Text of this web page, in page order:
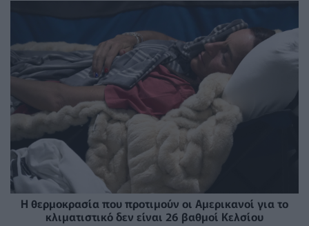
Η θερμοκρασία που προτιμούν οι Αμερικανοί για το
κλιματιστικό δεν είναι 26 βαθμοί Κελσίου